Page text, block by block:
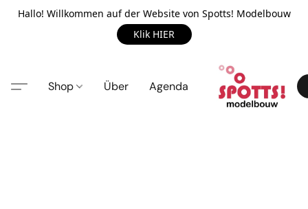
Hallo! Willkommen auf der Website von Spotts! Modelbouw
Klik HIER
Shop Über Agenda